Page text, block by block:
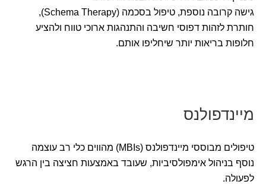
גישה קרובה נוספת, טיפול בסכמה (Schema Therapy),
חותרת לזהות דפוסי חשיבה והתנהגות ארוכי טווח ולהציע
חלופות בריאות יותר שיחליפו אותם.
מיינדפולנס
טיפולים מבוססי מיינדפולנס (MBIs) מהווים כלי רב עוצמה
נוסף בניהול אימפולסיביות, שעובד באמצעות חציצה בין הרגש
לפעולה.